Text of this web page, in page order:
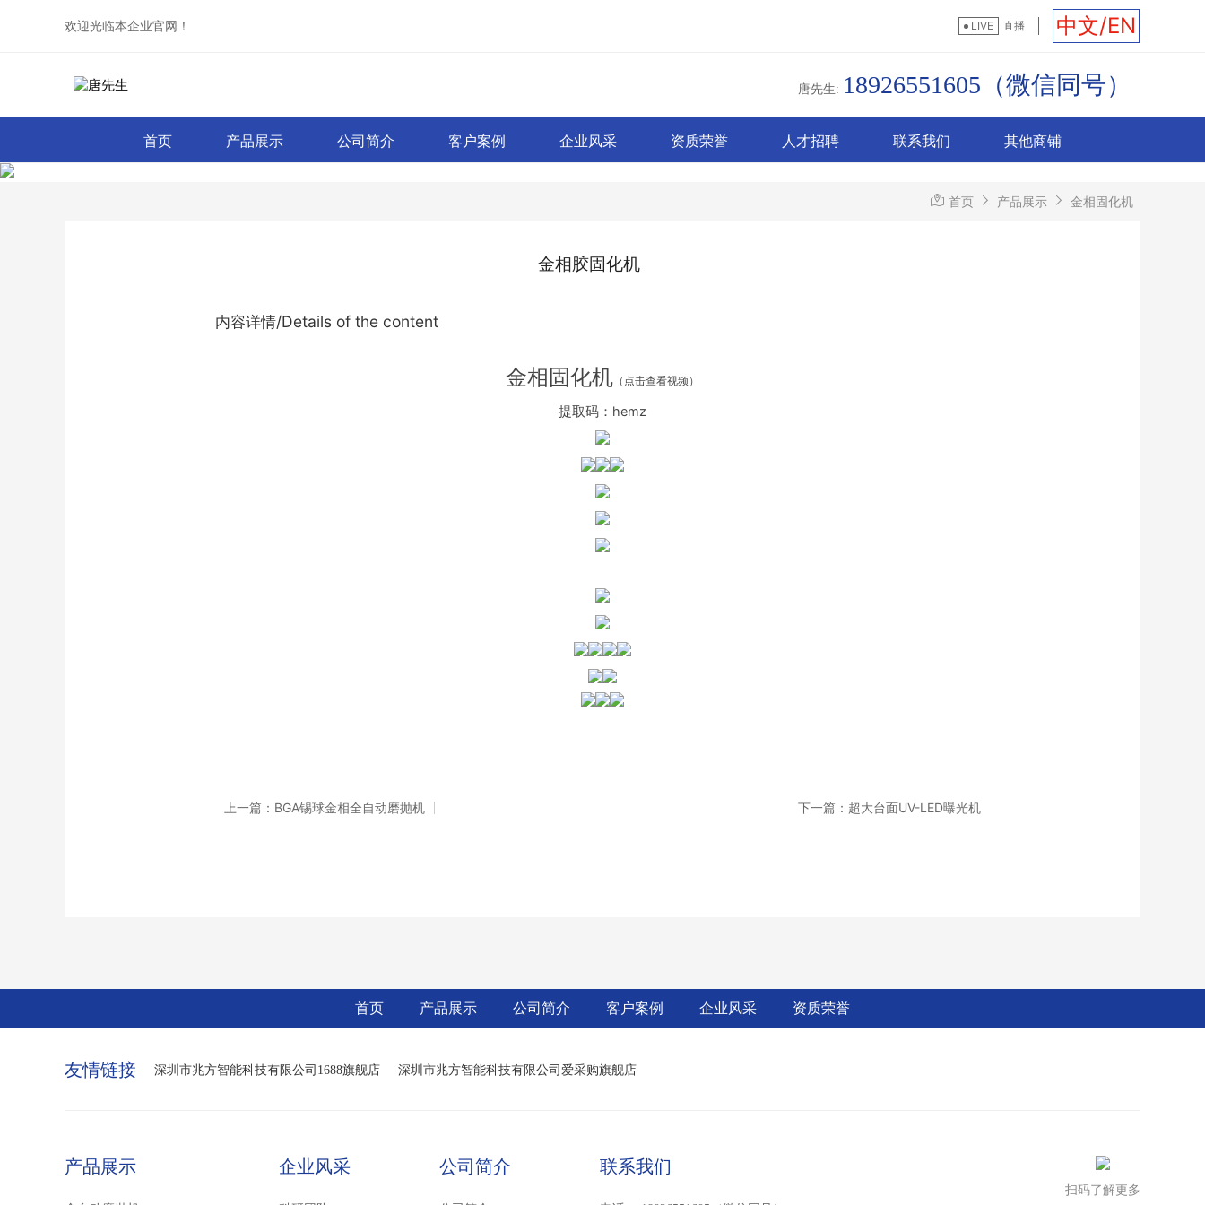
欢迎光临本企业官网！ LIVE 直播 中文/EN
唐先生: 18926551605（微信同号）
首页 产品展示 公司简介 客户案例 企业风采 资质荣誉 人才招聘 联系我们 其他商铺
首页 产品展示 金相固化机
金相胶固化机
内容详情/Details of the content
金相固化机 （点击查看视频）
提取码：hemz
上一篇：BGA锡球金相全自动磨抛机 下一篇：超大台面UV-LED曝光机
首页 产品展示 公司简介 客户案例 企业风采 资质荣誉
友情链接 深圳市兆方智能科技有限公司1688旗舰店 深圳市兆方智能科技有限公司爱采购旗舰店
产品展示 企业风采 公司简介 联系我们
扫码了解更多